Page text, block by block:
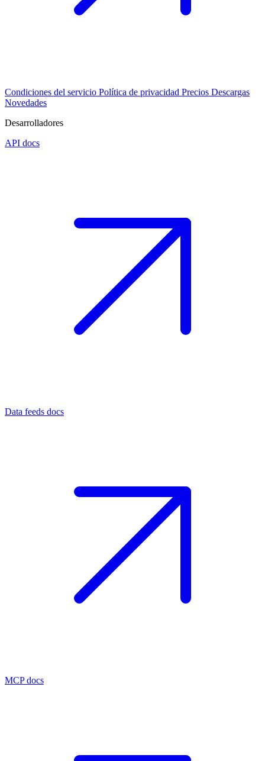
Condiciones del servicio Política de privacidad Precios Descargas
Novedades
Desarrolladores
API docs
Data feeds docs
MCP docs